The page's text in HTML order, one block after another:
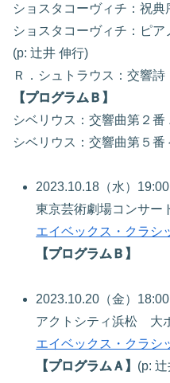
ショスタコーヴィチ：祝典
ショスタコーヴィチ：ピ
(p: 辻井 伸行)
Ｒ．シュトラウス：交響詩
【プログラムＢ】
シベリウス：交響曲第２番
シベリウス：交響曲第５番
2023.10.18（水）
東京芸術劇場コンサー
エイベックス・クラシ
【プログラムＢ】
2023.10.20（金）
アクトシティ浜松 大
エイベックス・クラシ
【プログラムＡ】 (p: